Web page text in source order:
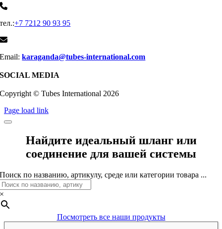
тел.:+7 7212 90 93 95
Email:karaganda@tubes-international.com
SOCIAL MEDIA
Copyright © Tubes International 2026
Page load link
Найдите идеальный шланг или
соединение для вашей системы
Поиск по названию, артикулу, среде или категории товара ...
×
Посмотреть все наши продукты